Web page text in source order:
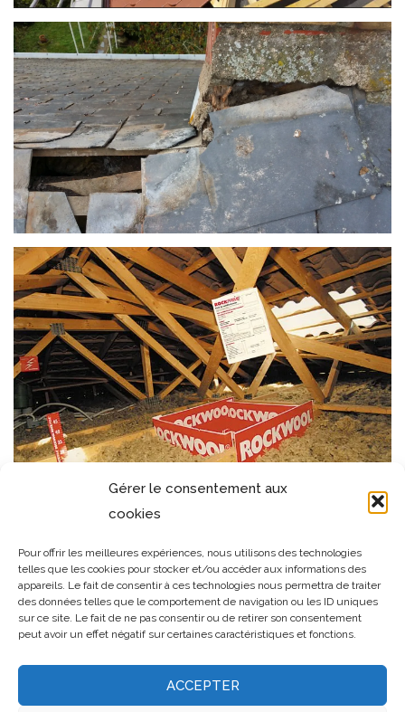
Gérer le consentement aux
cookies
Pour offrir les meilleures expériences, nous utilisons des technologies
telles que les cookies pour stocker et/ou accéder aux informations des
appareils. Le fait de consentir à ces technologies nous permettra de traiter
des données telles que le comportement de navigation ou les ID uniques
sur ce site. Le fait de ne pas consentir ou de retirer son consentement
peut avoir un effet négatif sur certaines caractéristiques et fonctions.
ACCEPTER